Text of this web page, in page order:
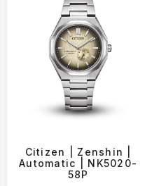
Citizen | Zenshin |
Automatic | NK5020-
58P